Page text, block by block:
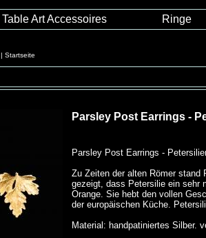
Table Art Accessoires Ringe
|Startseite
Parsley Post Earrings -
Parsley Post Earrings -
Zu Zeiten der alten Römer stand
gezeigt, dass Petersilie ein sehr
Orange. Sie hebt den vollen
der europäischen Küche.
Material: handpatiniertes Silber.